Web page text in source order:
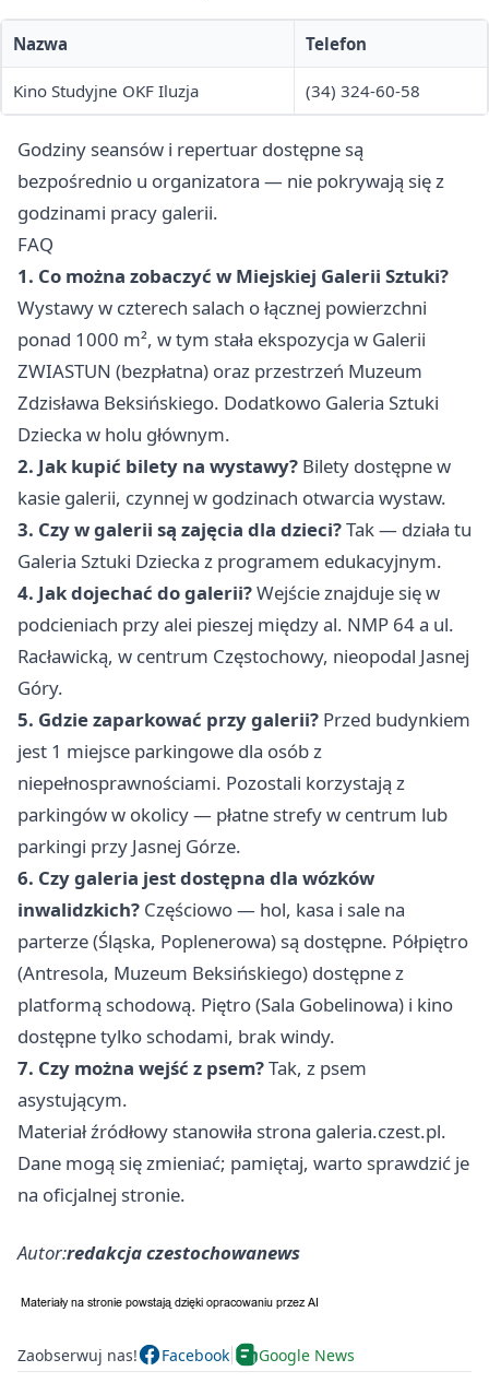
Nazwa Telefon
Kino Studyjne OKF Iluzja (34) 324-60-58
Godziny seansów i repertuar dostępne są
bezpośrednio u organizatora — nie pokrywają się z
godzinami pracy galerii.
FAQ
1. Co można zobaczyć w Miejskiej Galerii Sztuki?
Wystawy w czterech salach o łącznej powierzchni
ponad 1000 m², w tym stała ekspozycja w Galerii
ZWIASTUN (bezpłatna) oraz przestrzeń Muzeum
Zdzisława Beksińskiego. Dodatkowo Galeria Sztuki
Dziecka w holu głównym.
2. Jak kupić bilety na wystawy? Bilety dostępne w
kasie galerii, czynnej w godzinach otwarcia wystaw.
3. Czy w galerii są zajęcia dla dzieci?Tak — działa tu
Galeria Sztuki Dziecka z programem edukacyjnym.
4. Jak dojechać do galerii?Wejście znajduje się w
podcieniach przy alei pieszej między al. NMP 64 a ul.
Racławicką, w centrum Częstochowy, nieopodal Jasnej
Góry.
5. Gdzie zaparkować przy galerii? Przed budynkiem
jest 1 miejsce parkingowe dla osób z
niepełnosprawnościami. Pozostali korzystają z
parkingów w okolicy — płatne strefy w centrum lub
parkingi przy Jasnej Górze.
6. Czy galeria jest dostępna dla wózków
inwalidzkich? Częściowo — hol, kasa i sale na
parterze (Śląska, Poplenerowa) są dostępne. Półpiętro
(Antresola, Muzeum Beksińskiego) dostępne z
platformą schodową. Piętro (Sala Gobelinowa) i kino
dostępne tylko schodami, brak windy.
7. Czy można wejść z psem?Tak, z psem
asystującym.
Materiał źródłowy stanowiła strona galeria.czest.pl.
Dane mogą się zmieniać; pamiętaj, warto sprawdzić je
na oficjalnej stronie.
Autor:redakcja czestochowanews
Zaobserwuj nas! Facebook Google News